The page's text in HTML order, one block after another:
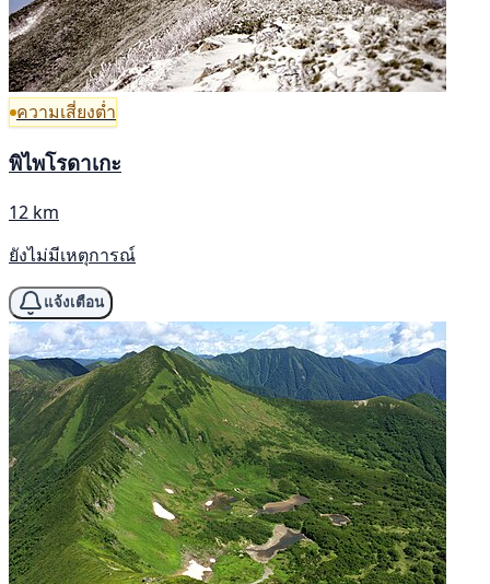
ความเสี่ยงต่ำ
พิไพโรดาเกะ
12 km
ยังไม่มีเหตุการณ์
แจ้งเตือน